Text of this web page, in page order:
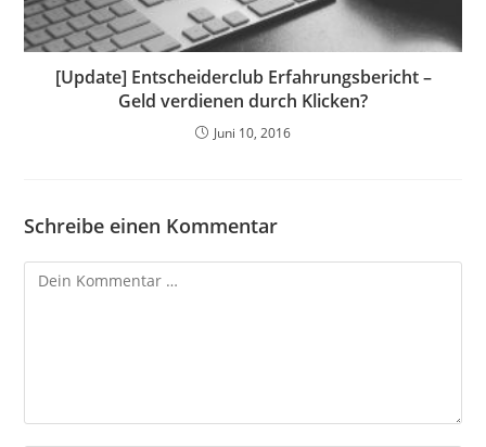
[Update] Entscheiderclub Erfahrungsbericht –
Geld verdienen durch Klicken?
Juni 10, 2016
Schreibe einen Kommentar
Kommentar